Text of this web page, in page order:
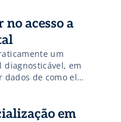
acesso a
um
diagnosticável, em
de como elas
transmissíveis
Portanto, é
em